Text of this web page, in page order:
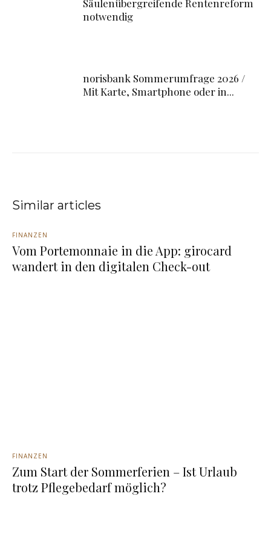
Säulenübergreifende Rentenreform
notwendig
norisbank Sommerumfrage 2026 /
Mit Karte, Smartphone oder in...
Similar articles
FINANZEN
Vom Portemonnaie in die App: girocard
wandert in den digitalen Check-out
FINANZEN
Zum Start der Sommerferien – Ist Urlaub
trotz Pflegebedarf möglich?